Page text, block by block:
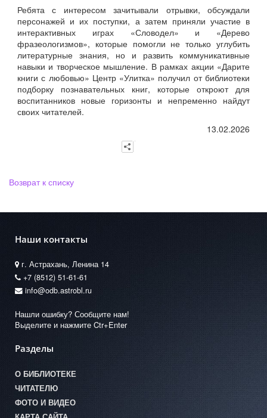
Ребята с интересом зачитывали отрывки, обсуждали
персонажей и их поступки, а затем приняли участие в
интерактивных играх «Словодел» и «Дерево
фразеологизмов», которые помогли не только углубить
литературные знания, но и развить коммуникативные
навыки и творческое мышление. В рамках акции «Дарите
книги с любовью» Центр «Улитка» получил от библиотеки
подборку познавательных книг, которые откроют для
воспитанников новые горизонты и непременно найдут
своих читателей.
13.02.2026
Возврат к списку
Наши контакты
г. Астрахань, Ленина 14
+7 (8512) 51-61-61
info@odb.astrobl.ru
Нашли ошибку? Сообщите нам!
Выделите и нажмите Ctr+Enter
Разделы
О БИБЛИОТЕКЕ
ЧИТАТЕЛЮ
ФОТО И ВИДЕО